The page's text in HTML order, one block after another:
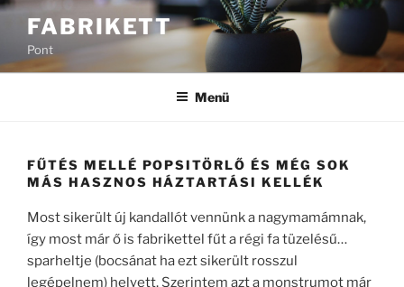
Tartalomhoz
FABRIKETT
Pont
Menü
FŰTÉS MELLÉ POPSITÖRLŐ ÉS MÉG SOK
MÁS HASZNOS HÁZTARTÁSI KELLÉK
Most sikerült új kandallót vennünk a nagymamámnak,
így most már ő is fabrikettel fűt a régi fa tüzelésű…
sparheltje (bocsánat ha ezt sikerült rosszul
legépelnem) helyett. Szerintem azt a monstrumot már